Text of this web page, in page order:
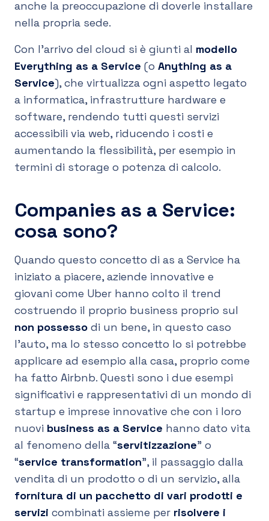
anche la preoccupazione di doverle installare
nella propria sede.
Con l’arrivo del cloud si è giunti al modello
Everything as a Service (o Anything as a
Service), che virtualizza ogni aspetto legato
a informatica, infrastrutture hardware e
software, rendendo tutti questi servizi
accessibili via web, riducendo i costi e
aumentando la flessibilità, per esempio in
termini di storage o potenza di calcolo.
Companies as a Service:
cosa sono?
Quando questo concetto di as a Service ha
iniziato a piacere, aziende innovative e
giovani come Uber hanno colto il trend
costruendo il proprio business proprio sul
non possesso di un bene, in questo caso
l’auto, ma lo stesso concetto lo si potrebbe
applicare ad esempio alla casa, proprio come
ha fatto Airbnb. Questi sono i due esempi
significativi e rappresentativi di un mondo di
startup e imprese innovative che con i loro
nuovi business as a Service hanno dato vita
al fenomeno della “servitizzazione” o
“service transformation”, il passaggio dalla
vendita di un prodotto o di un servizio, alla
fornitura di un pacchetto di vari prodotti e
servizi combinati assieme per risolvere i